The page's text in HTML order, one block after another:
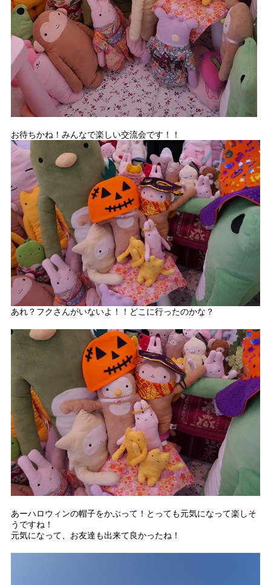
お待ちかね！みんなで楽しい交流会です！！
あれ？フクさんがいないよ！！どこに行ったのかな？
あーハロウィンの帽子をかぶって！とっても元気になって楽しそ
うですね！
元気になって、お友達も出来て良かったね！